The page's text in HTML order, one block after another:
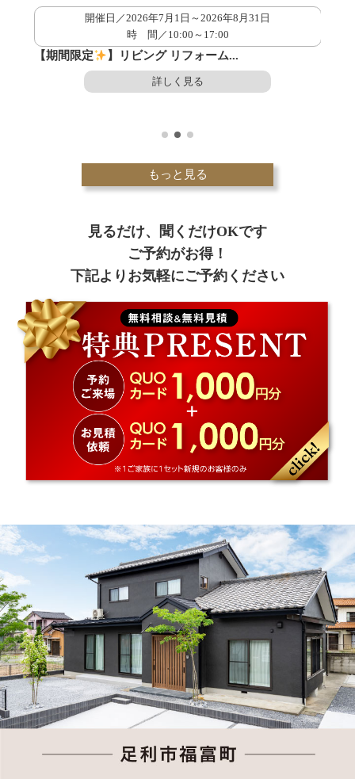
開催日／2026年7月1日～2026年8月31日
時 間／10:00～17:00
【期間限定 】リビング リフォーム...
詳しく見る
もっと見る
見るだけ、聞くだけOKです
ご予約がお得！
下記よりお気軽にご予約ください